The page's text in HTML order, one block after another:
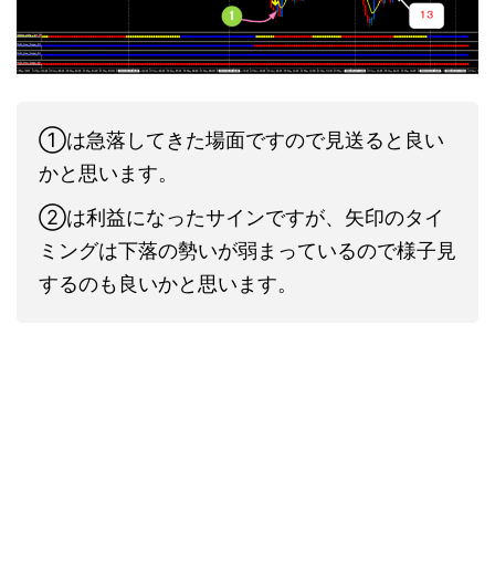
①は急落してきた場面ですので見送ると良い
かと思います。
②は利益になったサインですが、矢印のタイ
ミングは下落の勢いが弱まっているので様子見
するのも良いかと思います。